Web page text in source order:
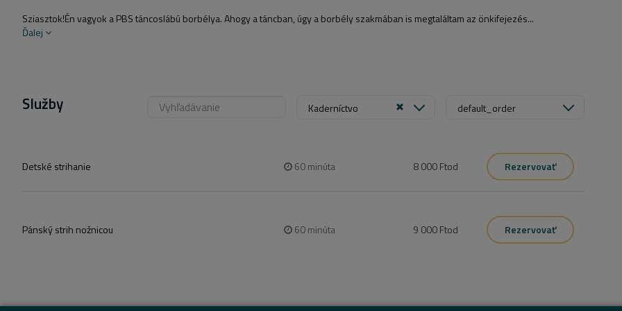
Sziasztok!Én vagyok a PBS táncoslábú borbélya. Ahogy a táncban, úgy a borbély szakmában is megtaláltam az önkifejezés...
Ďalej
Služby Kaderníctvo default_order
Detské strihanie 60minúta 8 000 Ftod Rezervovať
Pánský strih nožnicou 60minúta 9 000 Ftod Rezervovať